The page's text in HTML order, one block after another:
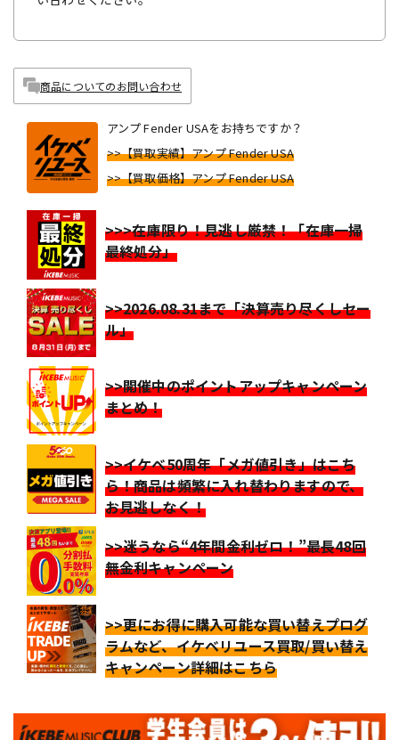
商品についてのお問い合わせ
アンプ Fender USAをお持ちですか？
>>【買取実績】アンプ Fender USA
>>【買取価格】アンプ Fender USA
>>>在庫限り！見逃し厳禁！「在庫一掃
最終処分」
>>2026.08.31まで「決算売り尽くしセー
ル」
>>開催中のポイントアップキャンペーン
まとめ！
>>イケベ50周年「メガ値引き」はこち
ら！商品は頻繁に入れ替わりますので、
お見逃しなく！
>>迷うなら“4年間金利ゼロ！”最長48回
無金利キャンペーン
>>更にお得に購入可能な買い替えプログ
ラムなど、イケベリユース買取/買い替え
キャンペーン詳細はこちら